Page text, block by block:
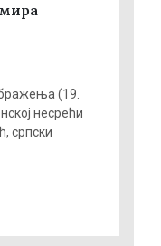
(19.
несрећи
српски